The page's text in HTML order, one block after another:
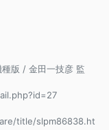
版 / 金田一技彦 監
title/slpm86838.ht